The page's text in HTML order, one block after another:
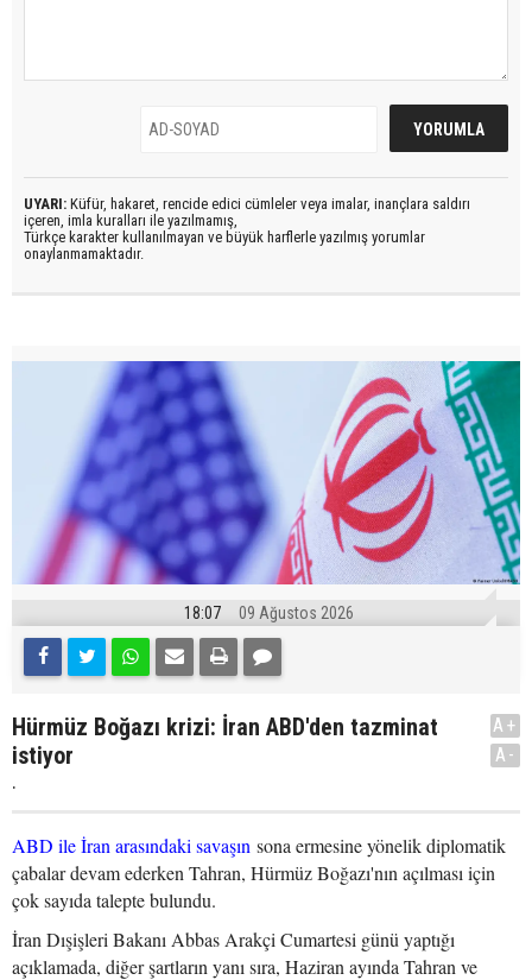
UYARI: Küfür, hakaret, rencide edici cümleler veya imalar, inançlara saldırı
içeren, imla kuralları ile yazılmamış,
Türkçe karakter kullanılmayan ve büyük harflerle yazılmış yorumlar
onaylanmamaktadır.
18:07 09 Ağustos 2026
Hürmüz Boğazı krizi: İran ABD'den tazminat
istiyor
.
A+
A-
ABD ile İran arasındaki savaşın sona ermesine yönelik diplomatik
çabalar devam ederken Tahran, Hürmüz Boğazı'nın açılması için
çok sayıda talepte bulundu.
İran Dışişleri Bakanı Abbas Arakçi Cumartesi günü yaptığı
açıklamada, diğer şartların yanı sıra, Haziran ayında Tahran ve